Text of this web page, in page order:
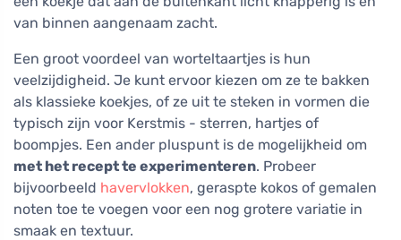
van binnen aangenaam zacht.
Een groot voordeel van worteltaartjes is hun
veelzijdigheid. Je kunt ervoor kiezen om ze te bakken
als klassieke koekjes, of ze uit te steken in vormen die
typisch zijn voor Kerstmis - sterren, hartjes of
boompjes. Een ander pluspunt is de mogelijkheid om
met het recept te experimenteren. Probeer
bijvoorbeeld havervlokken, geraspte kokos of gemalen
noten toe te voegen voor een nog grotere variatie in
smaak en textuur.